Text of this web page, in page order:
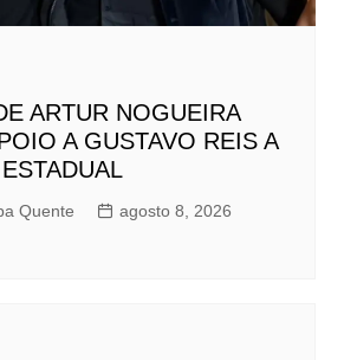
ARTUR NOGUEIRA
A GUSTAVO REIS A
Quente
agosto 8, 2026